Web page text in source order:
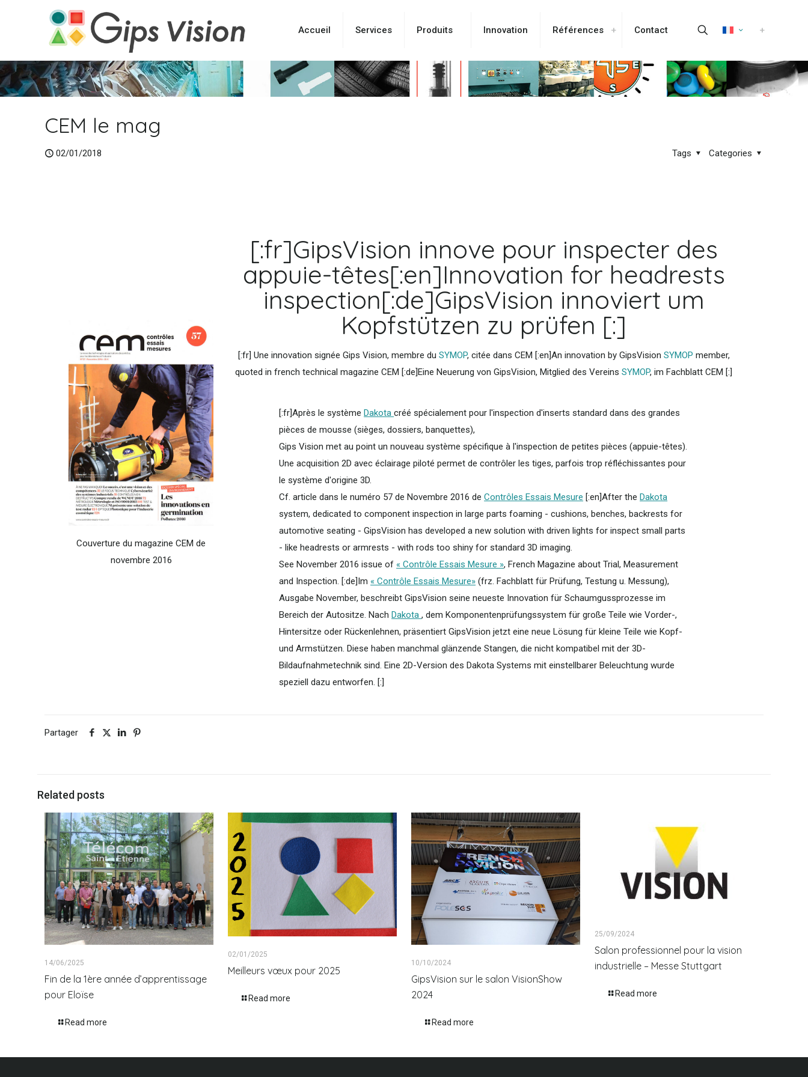
Accueil Services Produits Innovation Références Contact
CEM le mag
02/01/2018 Categories
Tags
Couverture du magazine CEM de
novembre 2016
[:fr]GipsVision innove pour inspecter des
appuie-têtes[:en]Innovation for headrests
inspection[:de]GipsVision innoviert um
Kopfstützen zu prüfen [:]
[:fr] Une innovation signée Gips Vision, membre du SYMOP, citée dans CEM [:en]An innovation by GipsVision SYMOP member,
quoted in french technical magazine CEM [:de]Eine Neuerung von GipsVision, Mitglied des Vereins SYMOP, im Fachblatt CEM [:]
[:fr]Après le systèmeDakotacréé spécialement pour l'inspection d'inserts standard dans des grandes
pièces de mousse (sièges, dossiers, banquettes),
Gips Vision met au point un nouveau système spécifique à l'inspection de petites pièces (appuie-têtes).
Une acquisition 2D avec éclairage piloté permet de contrôler les tiges, parfois trop réfléchissantes pour
le système d'origine 3D.
Cf. article dans le numéro 57 de Novembre 2016 deContrôles Essais Mesure [:en]After theDakota
system, dedicated to component inspection in large parts foaming - cushions, benches, backrests for
automotive seating - GipsVision has developed a new solution with driven lights for inspect small parts
- like headrests or armrests - with rods too shiny for standard 3D imaging.
See November 2016 issue of « Contrôle Essais Mesure », French Magazine about Trial, Measurement
and Inspection. [:de]Im « Contrôle Essais Mesure» (frz. Fachblatt für Prüfung, Testung u. Messung),
Ausgabe November, beschreibt GipsVision seine neueste Innovation für Schaumgussprozesse im
Bereich der Autositze. NachDakota, dem Komponentenprüfungssystem für große Teile wie Vorder-,
Hintersitze oder Rückenlehnen, präsentiert GipsVision jetzt eine neue Lösung für kleine Teile wie Kopf-
und Armstützen. Diese haben manchmal glänzende Stangen, die nicht kompatibel mit der 3D-
Bildaufnahmetechnik sind. Eine 2D-Version des Dakota Systems mit einstellbarer Beleuchtung wurde
speziell dazu entworfen. [:]
Partager
Related posts
14/06/2025
Fin de la 1ère année d’apprentissage
pour Eloïse
Read more
02/01/2025
Meilleurs vœux pour 2025
Read more
10/10/2024
GipsVision sur le salon VisionShow
2024
Read more
25/09/2024
Salon professionnel pour la vision
industrielle – Messe Stuttgart
Read more